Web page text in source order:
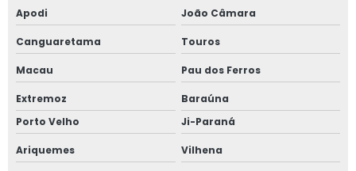
Apodi João Câmara
Canguaretama Touros
Macau Pau dos Ferros
Extremoz
Baraúna
Porto Velho
Ji-Paraná
Ariquemes Vilhena